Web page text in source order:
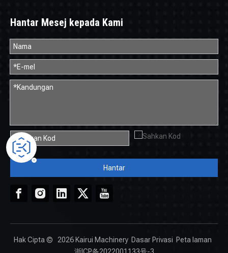
Hantar Mesej kepada Kami
Hantar
Hak Cipta © 2026Kairui Machinery Dasar Privasi Peta laman